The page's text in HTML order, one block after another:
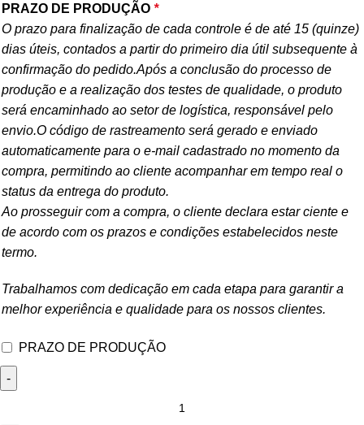
PRAZO DE PRODUÇÃO *
O prazo para finalização de cada controle é de até 15 (quinze)
dias úteis, contados a partir do primeiro dia útil subsequente à
confirmação do pedido.Após a conclusão do processo de
produção e a realização dos testes de qualidade, o produto
será encaminhado ao setor de logística, responsável pelo
envio.O código de rastreamento será gerado e enviado
automaticamente para o e-mail cadastrado no momento da
compra, permitindo ao cliente acompanhar em tempo real o
status da entrega do produto.
Ao prosseguir com a compra, o cliente declara estar ciente e
de acordo com os prazos e condições estabelecidos neste
termo.
Trabalhamos com dedicação em cada etapa para garantir a
melhor experiência e qualidade para os nossos clientes.
PRAZO DE PRODUÇÃO